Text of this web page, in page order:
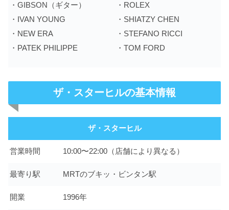
・GIBSON（ギター）
・IVAN YOUNG
・NEW ERA
・PATEK PHILIPPE
・ROLEX
・SHIATZY CHEN
・STEFANO RICCI
・TOM FORD
ザ・スターヒルの基本情報
ザ・スターヒル
営業時間 10:00〜22:00（店舗により異なる）
最寄り駅 MRTのブキッ・ビンタン駅
開業 1996年